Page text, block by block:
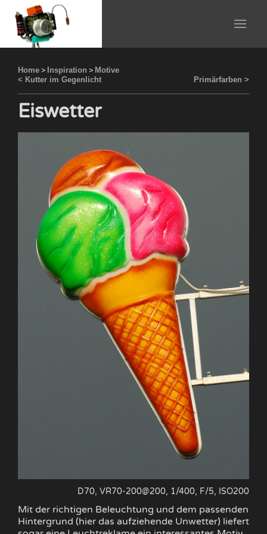
Home > Inspiration > Motive
< Kutter im Gegenlicht
Primärfarben >
Eiswetter
D70, VR70-200@200, 1/400, F/5, ISO200
Mit der richtigen Beleuchtung und dem passenden
Hintergrund (hier das aufziehende Unwetter) liefert